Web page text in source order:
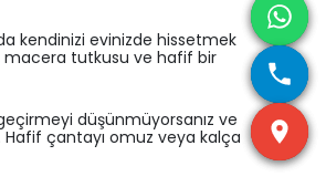
kendinizi evinizde hissetmek
macera tutkusu ve hafif bir
düşünmüyorsanız ve
Hafif çantayı omuz veya kalça